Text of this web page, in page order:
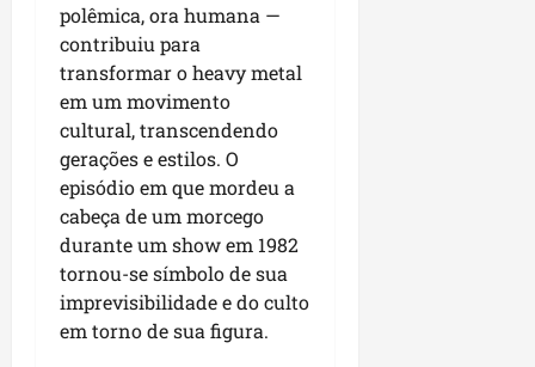
polêmica, ora humana —
contribuiu para
transformar o heavy metal
em um movimento
cultural, transcendendo
gerações e estilos. O
episódio em que mordeu a
cabeça de um morcego
durante um show em 1982
tornou-se símbolo de sua
imprevisibilidade e do culto
em torno de sua figura.